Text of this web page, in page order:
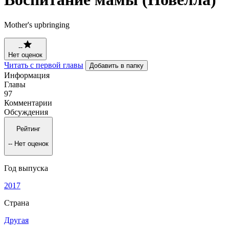
Mother's upbringing
--
Нет оценок
Читать с первой главы Добавить в папку
Информация
Главы
97
Комментарии
Обсуждения
Рейтинг
-- Нет оценок
Год выпуска
2017
Страна
Другая